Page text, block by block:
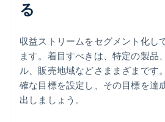
る
収益ストリームをセグメント化し
ます。着目すべきは、特定の製品
ル、販売地域などさままざまです
確な目標を設定し、その目標を達
出しましょう。